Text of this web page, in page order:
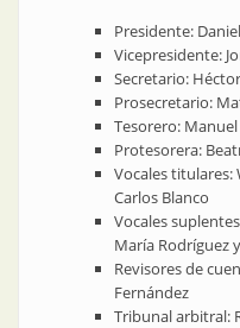
Presidente:
Vicepresidente:
Secretario:
Prosecretario:
Tesorero:
Protesorera:
Vocales titulares:
Carlos Blanco
Vocales
María Rodríguez
Revisores de
Fernández
Tribunal arbitral: